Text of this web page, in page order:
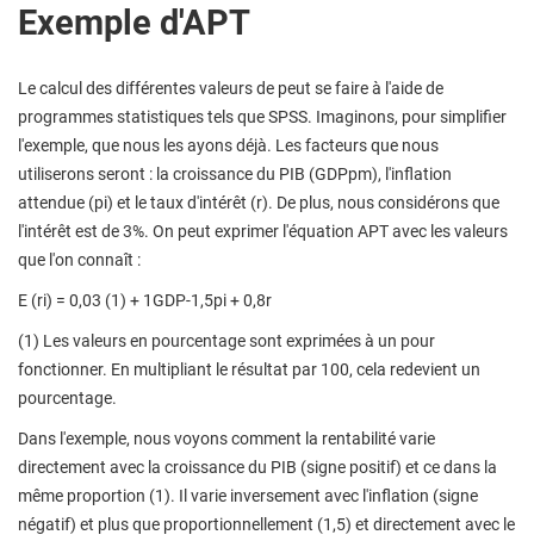
Exemple d'APT
Le calcul des différentes valeurs de peut se faire à l'aide de
programmes statistiques tels que SPSS. Imaginons, pour simplifier
l'exemple, que nous les ayons déjà. Les facteurs que nous
utiliserons seront : la croissance du PIB (GDPpm), l'inflation
attendue (pi) et le taux d'intérêt (r). De plus, nous considérons que
l'intérêt est de 3%. On peut exprimer l'équation APT avec les valeurs
que l'on connaît :
E (ri) = 0,03 (1) + 1GDP-1,5pi + 0,8r
(1) Les valeurs en pourcentage sont exprimées à un pour
fonctionner. En multipliant le résultat par 100, cela redevient un
pourcentage.
Dans l'exemple, nous voyons comment la rentabilité varie
directement avec la croissance du PIB (signe positif) et ce dans la
même proportion (1). Il varie inversement avec l'inflation (signe
négatif) et plus que proportionnellement (1,5) et directement avec le